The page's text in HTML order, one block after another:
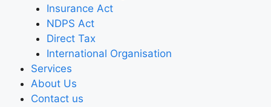
Insurance Act
NDPS Act
Direct Tax
International Organisation
Services
About Us
Contact us